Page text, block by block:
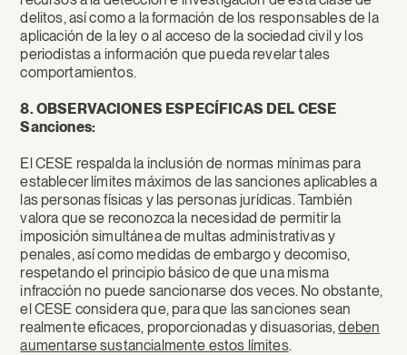
delitos, así como a la formación de los responsables de la
aplicación de la ley o al acceso de la sociedad civil y los
periodistas a información que pueda revelar tales
comportamientos.
8. OBSERVACIONES ESPECÍFICAS DEL CESE
Sanciones:
El CESE respalda la inclusión de normas mínimas para
establecer límites máximos de las sanciones aplicables a
las personas físicas y las personas jurídicas. También
valora que se reconozca la necesidad de permitir la
imposición simultánea de multas administrativas y
penales, así como medidas de embargo y decomiso,
respetando el principio básico de que una misma
infracción no puede sancionarse dos veces. No obstante,
el CESE considera que, para que las sanciones sean
realmente eficaces, proporcionadas y disuasorias,deben
aumentarse sustancialmente estos límites.